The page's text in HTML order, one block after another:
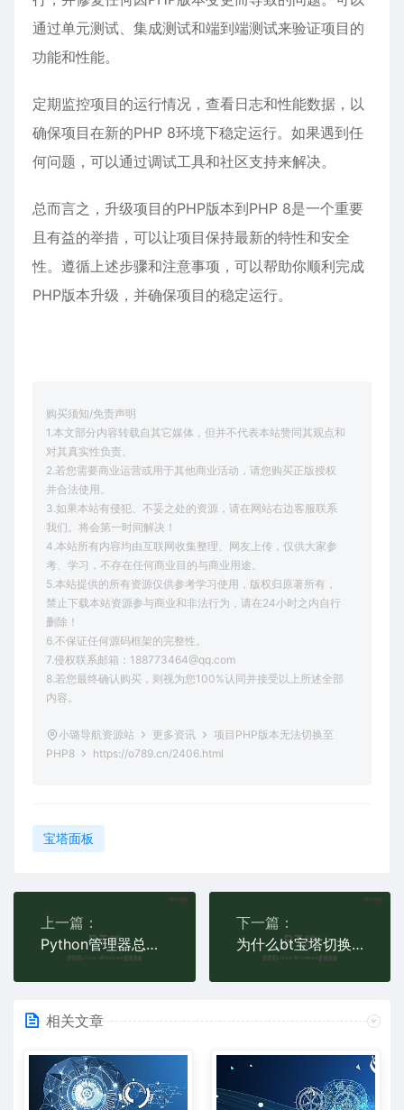
通过单元测试、集成测试和端到端测试来验证项目的
功能和性能。
定期监控项目的运行情况，查看日志和性能数据，以
确保项目在新的PHP 8环境下稳定运行。如果遇到任
何问题，可以通过调试工具和社区支持来解决。
总而言之，升级项目的PHP版本到PHP 8是一个重要
且有益的举措，可以让项目保持最新的特性和安全
性。遵循上述步骤和注意事项，可以帮助你顺利完成
PHP版本升级，并确保项目的稳定运行。
购买须知/免责声明
1.本文部分内容转载自其它媒体，但并不代表本站赞同其观点和
对其真实性负责。
2.若您需要商业运营或用于其他商业活动，请您购买正版授权
并合法使用。
3.如果本站有侵犯、不妥之处的资源，请在网站右边客服联系
我们。将会第一时间解决！
4.本站所有内容均由互联网收集整理、网友上传，仅供大家参
考、学习，不存在任何商业目的与商业用途。
5.本站提供的所有资源仅供参考学习使用，版权归原著所有，
禁止下载本站资源参与商业和非法行为，请在24小时之内自行
删除！
6.不保证任何源码框架的完整性。
7.侵权联系邮箱：188773464@qq.com
8.若您最终确认购买，则视为您100%认同并接受以上所述全部
内容。
小璐导航资源站 更多资讯
项目PHP版本无法切换至
PHP8
https://o789.cn/2406.html
宝塔面板
上一篇：
Python管理器总是报错：项目启动失败
下一篇：
为什么bt宝塔切换PHP版本，会提示报错啊
相关文章